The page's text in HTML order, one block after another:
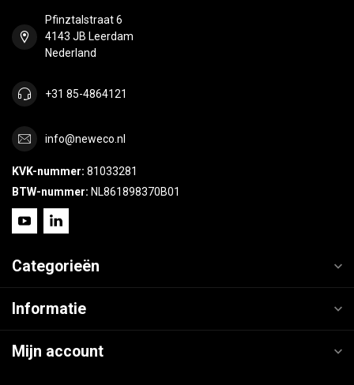
Pfinztalstraat 6
4143 JB Leerdam
Nederland
+31 85-4864121
info@neweco.nl
KVK-nummer: 81033281
BTW-nummer: NL861898370B01
Categorieën
Informatie
Mijn account